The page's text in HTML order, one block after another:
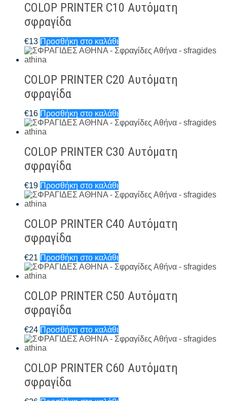
COLOP PRINTER C10 Αυτόματη
σφραγίδα
€13 Προσθήκη στο καλάθι
COLOP PRINTER C20 Αυτόματη
σφραγίδα
€16 Προσθήκη στο καλάθι
COLOP PRINTER C30 Αυτόματη
σφραγίδα
€19 Προσθήκη στο καλάθι
COLOP PRINTER C40 Αυτόματη
σφραγίδα
€21 Προσθήκη στο καλάθι
COLOP PRINTER C50 Αυτόματη
σφραγίδα
€24 Προσθήκη στο καλάθι
COLOP PRINTER C60 Αυτόματη
σφραγίδα